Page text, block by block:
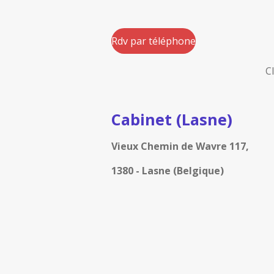
Rdv par téléphone
Cabinet (Lasne)
Vieux Chemin de Wavre 117,
1380 - Lasne (Belgique)